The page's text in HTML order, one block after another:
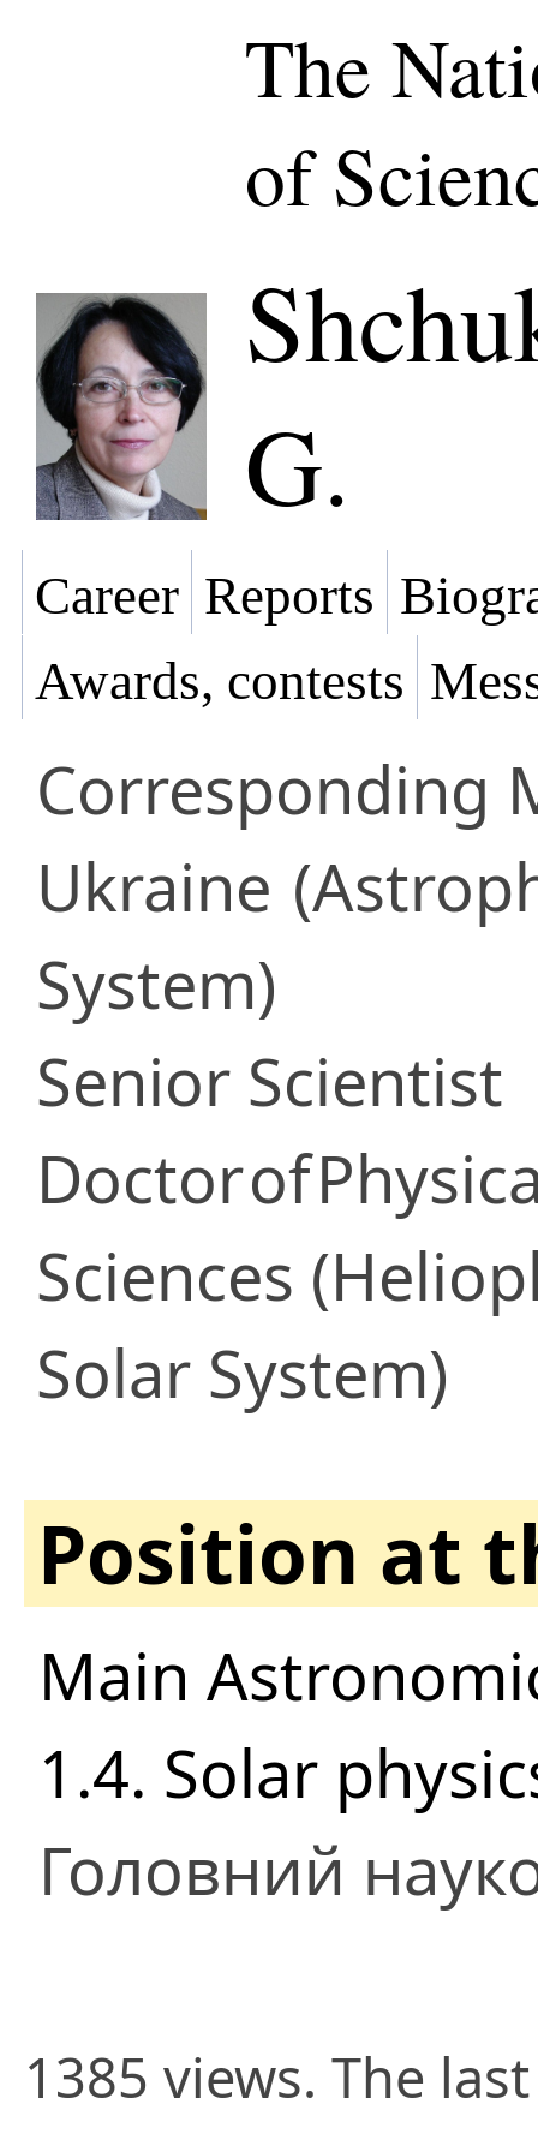
The
of
G.
Career Reports
Awards, contests
Corresponding
Ukraine
System)
Senior Scientist
Doctorof
Sciences
Solar System)
Position at
Main
1.4. Solar
Головний
1385 views. The